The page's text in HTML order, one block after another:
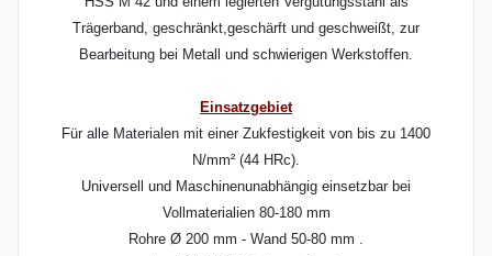
Trägerband, geschränkt,geschärft und geschweißt, zur
Bearbeitung bei Metall und schwierigen Werkstoffen.
Einsatzgebiet
Für alle Materialen mit einer Zukfestigkeit von bis zu 1400
N/mm² (44 HRc).
Universell und Maschinenunabhängig einsetzbar bei
Vollmaterialien 80-180 mm
Rohre Ø 200 mm - Wand 50-80 mm .